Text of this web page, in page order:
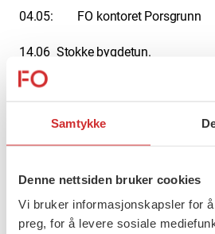
Samtykke
Denne nettsiden bruker cookies
Vi bruker informasjonskapsler for
preg, for å levere sosiale
04.05: FO kontoret Porsgrunn
14.06 Stokke bygdetun.
Fellessamlig/sommeravslutning
vår info om arrangementene. Følg
Leif Johnsen